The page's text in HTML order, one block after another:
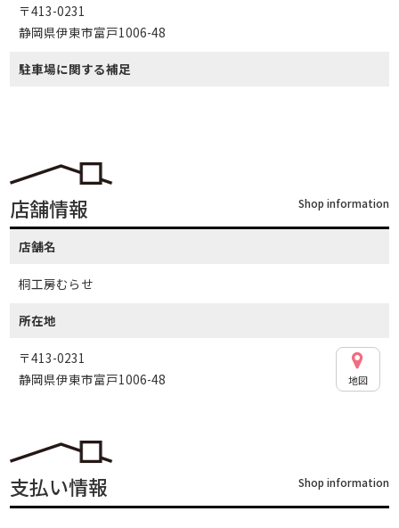
〒413-0231
静岡県伊東市富戸1006-48
駐車場に関する補足
店舗情報 Shop information
店舗名
桐工房むらせ
所在地
〒413-0231
静岡県伊東市富戸1006-48
地図
支払い情報 Shop information